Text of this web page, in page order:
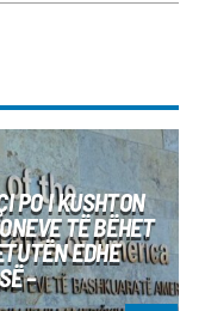
PO I KUSHTON
TË BËHET
EDHE
–